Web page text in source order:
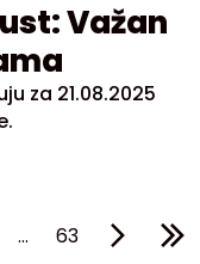
Važan
za 21.08.2025
... 63